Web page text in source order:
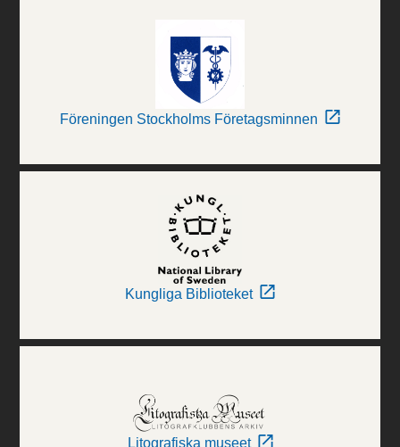
Föreningen Stockholms Företagsminnen
Kungliga Biblioteket
Litografiska museet